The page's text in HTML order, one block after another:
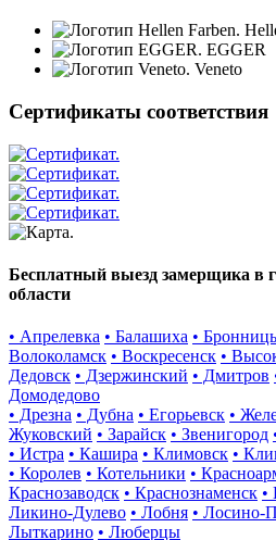
EGGER
Veneto
Сертификаты соответствия
Бесплатный выезд замерщика в
области
• Апрелевка • Балашиха •
Волоколамск • Воскресенск •
Дедовск • Дзержинский • Дмитров
Домодедово
• Дрезна • Дубна • Егорьевск •
Жуковский • Зарайск • Звенигород
• Истра • Кашира • Климовск •
• Королев • Котельники •
Краснозаводск • Краснознаменск •
Ликино-Дулево • Лобня • Лосино-
Лыткарино • Люберцы